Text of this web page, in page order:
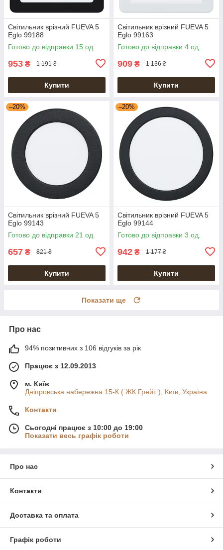
Світильник врізний FUEVA 5
Eglo 99188
Готово до відправки 15 од.
953 ₴ 1 191 ₴
Купити
Світильник врізний FUEVA 5
Eglo 99163
Готово до відправки 4 од.
909 ₴ 1 136 ₴
Купити
–20%
Світильник врізний FUEVA 5
Eglo 99143
Готово до відправки 21 од.
657 ₴ 821 ₴
Купити
–20%
Світильник врізний FUEVA 5
Eglo 99144
Готово до відправки 3 од.
942 ₴ 1 177 ₴
Купити
Показати ще
Про нас
94% позитивних з 106 відгуків за рік
Працює з 12.09.2013
м. Київ
Дніпровська набережна 15-К ( ЖК Грейт ), Київ, Україна
Контакти
Сьогодні працює з 10:00 до 19:00
Показати весь графік роботи
Про нас
Контакти
Доставка та оплата
Графік роботи